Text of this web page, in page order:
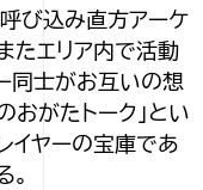
び込み直方アーケ
たエリア内で活動
同士がお互いの想
おがたトーク」とい
イヤーの宝庫であ